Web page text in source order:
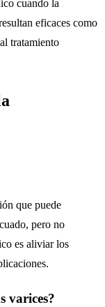
cuando la
eficaces como
tratamiento
que puede
pero no
es aliviar los
varices?